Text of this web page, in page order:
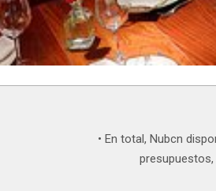
• En total, Nubcn